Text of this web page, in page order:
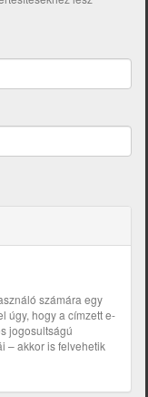
számára egy
úgy, hogy a címzett e-
jogosultságú
– akkor is felvehetik